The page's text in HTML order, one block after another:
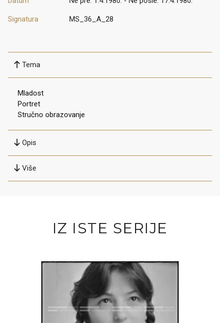
Signatura MS_36_A_28
Tema
Mladost
Portret
Stručno obrazovanje
Opis
Više
IZ ISTE SERIJE